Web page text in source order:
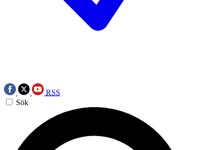
RSS
Sök